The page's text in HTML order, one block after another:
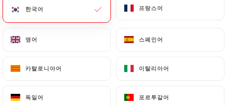
한국어 프랑스어
영어 스페인어
카탈로니아어 이탈리아어
독일어 포르투갈어
홈 갤러리
한국어 프랑스어
영어 스페인어
카탈로니아어 이탈리아어
독일어 포르투갈어